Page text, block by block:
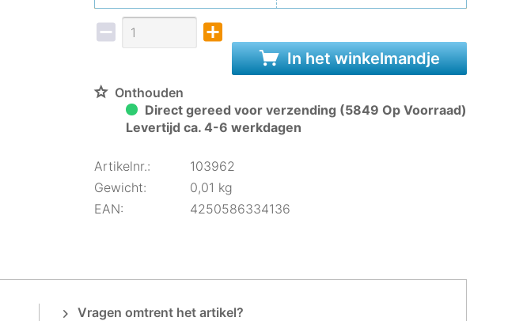
In het winkelmandje
Onthouden
Direct gereed voor verzending (5849 Op Voorraad)
Levertijd ca. 4-6 werkdagen
Artikelnr.:
103962
Gewicht:
0,01 kg
EAN:
4250586334136
Vragen omtrent het artikel?